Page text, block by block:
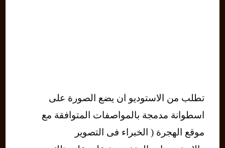
تطلب من الاستوديو ان يضع الصورة على
اسطوانة مدمجة بالمواصفات المتوافقة مع
موقع الهجرة ( الخبراء فى التصوير